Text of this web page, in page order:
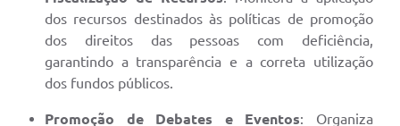
dos recursos destinados às políticas de promoção
dos direitos das pessoas com deficiência,
garantindo a transparência e a correta utilização
dos fundos públicos.
Promoção de Debates e Eventos: Organiza